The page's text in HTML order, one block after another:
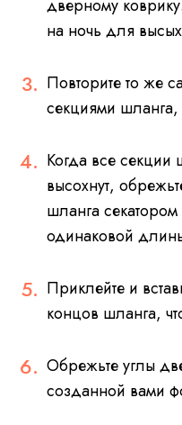
дверному
на ночь для
Повторите то же
секциями шланга,
Когда все секции
высохнут,
шланга
одинаковой
Приклейте и
концов шланга,
Обрежьте углы
созданной вами